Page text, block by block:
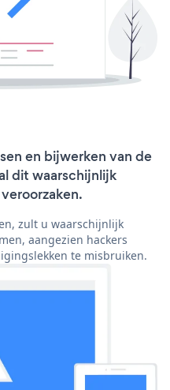
en bijwerken van de
dit waarschijnlijk
zult u waarschijnlijk
aangezien hackers
te misbruiken.